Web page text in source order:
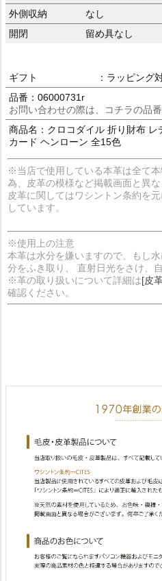
外側収納
なし
開閉
留め具なし
ギフト
：ラッピング
品番：06000731r
お問い合わせの際は、コチラの品
商品名：クロコダイル 折り財布
カード ヘンローン 全15色
※当店で使用している本革は全て
為、皮革の模様など掲載画面と異
皮革に関してはワシントン条約を
しています。
※使用上の注意
本革は水分を嫌いますので、もし
分をふき取り、 直射日光をさけ、
※革の取り扱いについて詳細は[皮
確認ください。